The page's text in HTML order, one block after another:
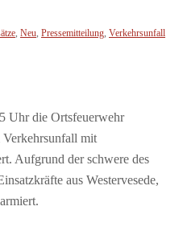
, Neu, Pressemitteilung, Verkehrsunfall
Uhr die Ortsfeuerwehr
mit
Aufgrund der schwere des
aus Westervesede,